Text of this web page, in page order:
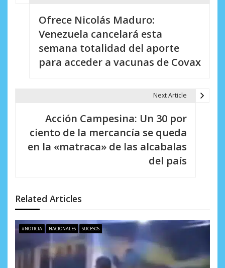
e
e
t
Ofrece Nicolás Maduro:
Venezuela cancelará esta
semana totalidad del aporte
para acceder a vacunas de Covax
Next Article
Acción Campesina: Un 30 por
ciento de la mercancía se queda
en la «matraca» de las alcabalas
del país
Related Articles
#NOTICIA NACIONALES SUCESOS